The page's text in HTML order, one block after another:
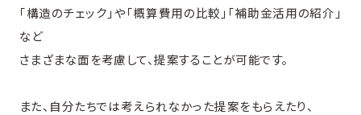
「構造のチェック」や「概算費用の比較」「補助金活用の紹介」
など
さまざまな面を考慮して、提案することが可能です。
また、自分たちでは考えられなかった提案をもらえたり、